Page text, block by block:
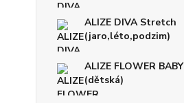
ALIZE DIVA Stretch
(jaro,léto,podzim)
ALIZE FLOWER BABY
(dětská)